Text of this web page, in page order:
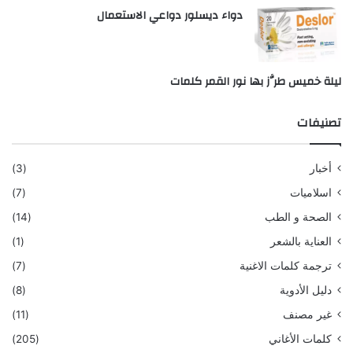
دواء ديسلور دواعي الاستعمال
ليلة خميس طرَّز بها نور القمر كلمات
تصنيفات
أخبار
(3)
اسلاميات
(7)
الصحة و الطب
(14)
العناية بالشعر
(1)
ترجمة كلمات الاغنية
(7)
دليل الأدوية
(8)
غير مصنف
(11)
كلمات الأغاني
(205)